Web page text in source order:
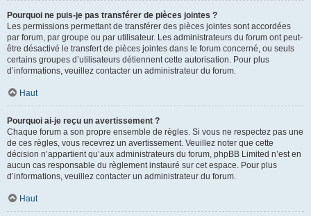
Pourquoi ne puis-je pas transférer de pièces jointes ?
Les permissions permettant de transférer des pièces jointes sont accordées
par forum, par groupe ou par utilisateur. Les administrateurs du forum ont peut-
être désactivé le transfert de pièces jointes dans le forum concerné, ou seuls
certains groupes d’utilisateurs détiennent cette autorisation. Pour plus
d’informations, veuillez contacter un administrateur du forum.
Haut
Pourquoi ai-je reçu un avertissement ?
Chaque forum a son propre ensemble de règles. Si vous ne respectez pas une
de ces règles, vous recevrez un avertissement. Veuillez noter que cette
décision n’appartient qu’aux administrateurs du forum, phpBB Limited n’est en
aucun cas responsable du règlement instauré sur cet espace. Pour plus
d’informations, veuillez contacter un administrateur du forum.
Haut